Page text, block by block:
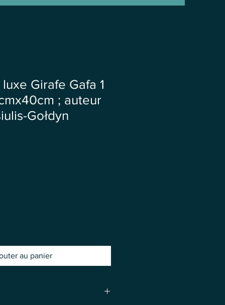
Girafe Gafa 1
; auteur
Gołdyn
au panier